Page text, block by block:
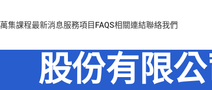
萬集課程最新消息服務項目 FAQS相關連結聯絡我們
股份有限